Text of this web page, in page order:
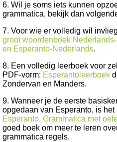
6. Wil je soms iets kunnen
grammatica, bekijk dan
7. Voor wie er volledig wil
groot woordenboek
en Esperanto-Nederlands.
8. Een volledig leerboek voor
PDF-vorm: Esperantoleerboek
Zondervan en Manders.
9. Wanneer je de eerste
opgedaan van Esperanto, is het
Esperanto, Grammatica met
goed boek om meer te leren
grammatica regels.